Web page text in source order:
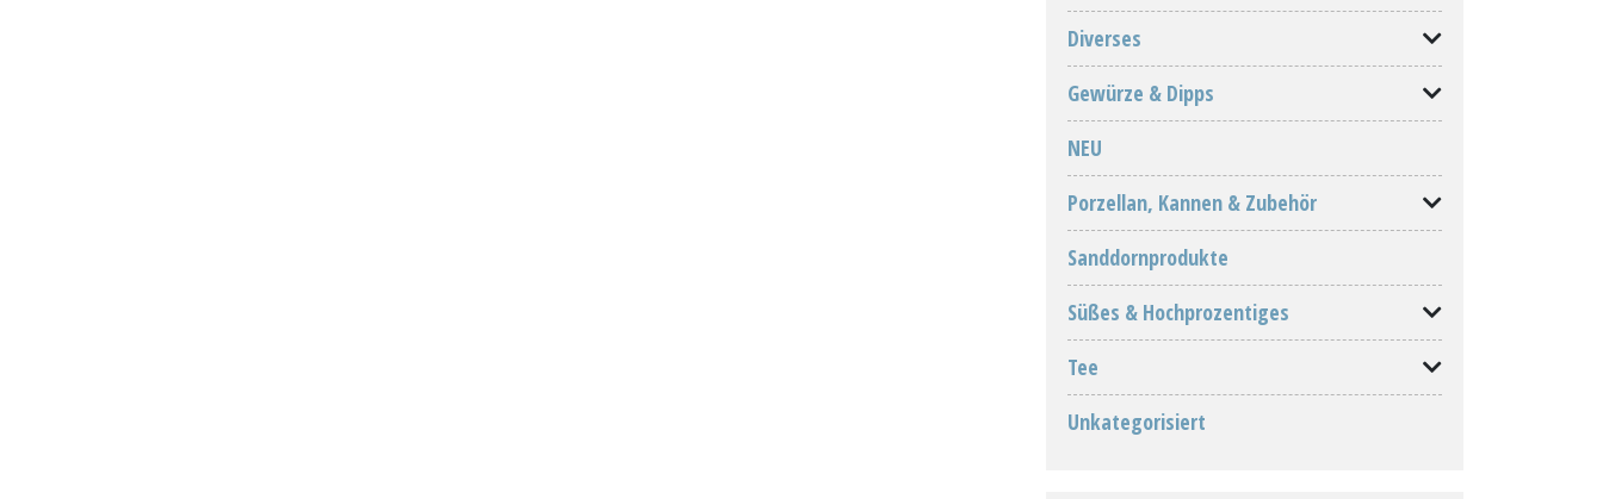
Diverses
Gewürze & Dipps
NEU
Porzellan, Kannen & Zubehör
Sanddornprodukte
Süßes & Hochprozentiges
Tee
Unkategorisiert